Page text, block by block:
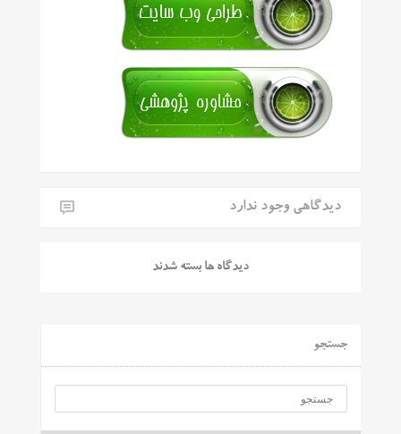
دیدگاهی وجود ندارد
دیدگاه ها بسته شدند
جستجو